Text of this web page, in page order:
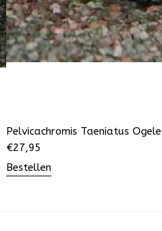
Pelvicachromis Taeniatus
€27,95
Bestellen